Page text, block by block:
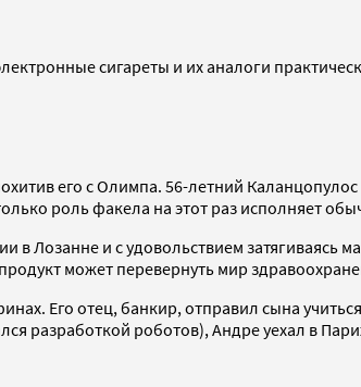
сигареты и их аналоги
его с Олимпа. 56-летний
роль факела на этот раз исполняет
Лозанне и с удовольствием затягиваясь
может перевернуть мир
Его отец, банкир, отправил сына
разработкой роботов), Андре уехал в